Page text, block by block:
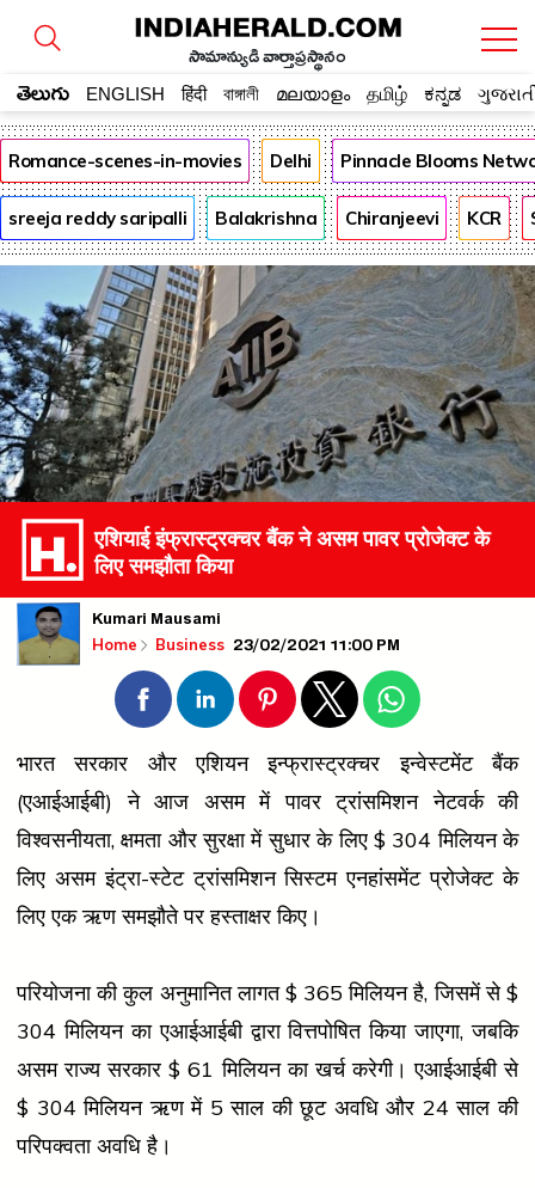
సామాన్యుడి వార్తాప్రస్థానం
తెలుగు ENGLISH हिंदी বাঙ্গালী മലയാളം தமிழ் ಕನ್ನಡ
Romance-scenes-in-movies Delhi Pinnacle Blooms
sreeja reddy saripalli Balakrishna Chiranjeevi KCR
एशियाई इंफ्रास्ट्रक्चर बैंक ने असम पावर प्रोजेक्ट के
लिए समझौता किया
Kumari Mausami
Home Business 23/02/2021 11:00 PM
भारत सरकार और एशियन इन्फ्रास्ट्रक्चर इन्वेस्टमेंट बैंक
(एआईआईबी) ने आज असम में पावर ट्रांसमिशन नेटवर्क की
विश्वसनीयता, क्षमता और सुरक्षा में सुधार के लिए $ 304 मिलियन के
लिए असम इंट्रा-स्टेट ट्रांसमिशन सिस्टम एनहांसमेंट प्रोजेक्ट के
लिए एक ऋण समझौते पर हस्ताक्षर किए।
परियोजना की कुल अनुमानित लागत $ 365 मिलियन है, जिसमें से $
304 मिलियन का एआईआईबी द्वारा वित्तपोषित किया जाएगा, जबकि
असम राज्य सरकार $ 61 मिलियन का खर्च करेगी। एआईआईबी से
$ 304 मिलियन ऋण में 5 साल की छूट अवधि और 24 साल की
परिपक्वता अवधि है।